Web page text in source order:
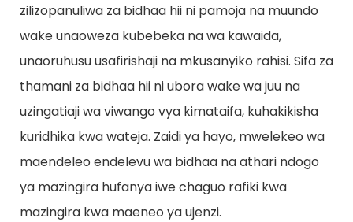
zilizopanuliwa za bidhaa hii ni pamoja na muundo
wake unaoweza kubebeka na wa kawaida,
unaoruhusu usafirishaji na mkusanyiko rahisi. Sifa za
thamani za bidhaa hii ni ubora wake wa juu na
uzingatiaji wa viwango vya kimataifa, kuhakikisha
kuridhika kwa wateja. Zaidi ya hayo, mwelekeo wa
maendeleo endelevu wa bidhaa na athari ndogo
ya mazingira hufanya iwe chaguo rafiki kwa
mazingira kwa maeneo ya ujenzi.